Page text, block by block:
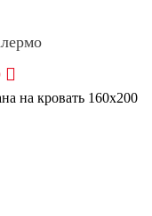
на кровать 160х200